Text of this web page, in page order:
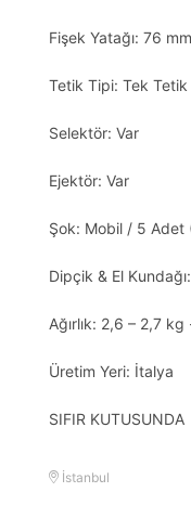
Fişek Yatağı: 76
Tetik Tipi: Tek Tetik
Selektör: Var
Ejektör: Var
Şok: Mobil / 5 Adet
Dipçik & El
Ağırlık: 2,6 – 2,7 kg
Üretim Yeri: İtalya
SIFIR KUTUSUNDA
İstanbul